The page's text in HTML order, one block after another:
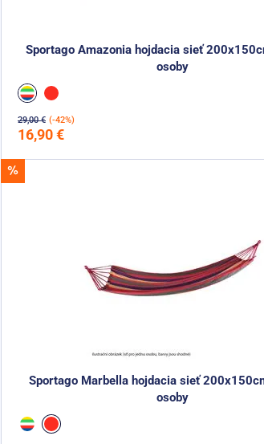
Sportago Amazonia hojdacia sieť
osoby
29,00 € (-42%)
16,90 €
Sportago Marbella hojdacia sieť
osoby